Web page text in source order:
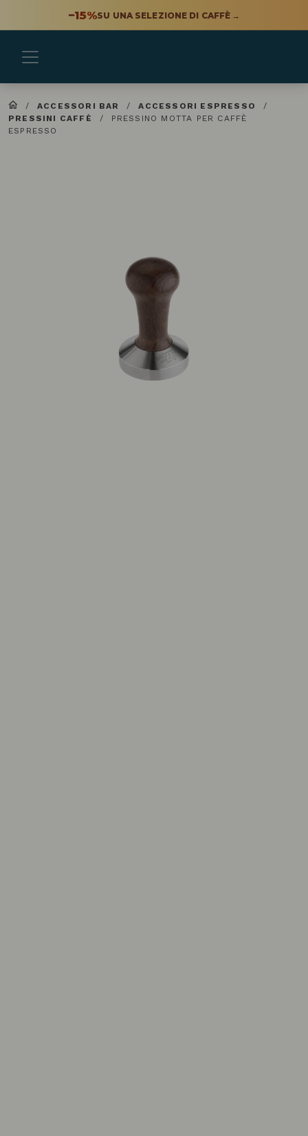
−15%SU UNA SELEZIONE DI CAFFÈ →
/ ACCESSORI BAR / ACCESSORI ESPRESSO
/
PRESSINI CAFFÈ
/
PRESSINO MOTTA PER CAFFÈ
ESPRESSO